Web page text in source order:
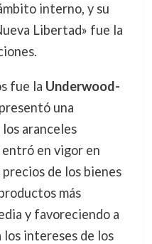
interno, y su
Libertad» fue la
fue la Underwood-
una
aranceles
entró en vigor en
de los bienes
más
y favoreciendo a
intereses de los